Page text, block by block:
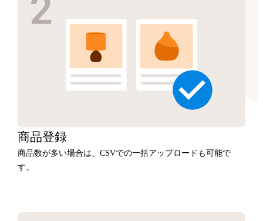
商品登録
商品数が多い場合は、CSVでの一括アップロードも可能で
す。